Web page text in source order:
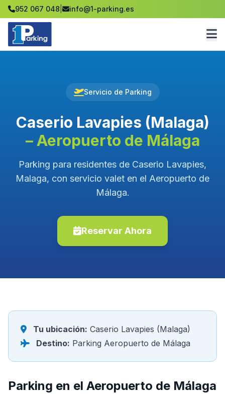
952 067 048 info@1-parking.es
Servicio de Parking
Caserio Lavapies (Malaga)
– Aeropuerto de Málaga
Parking para residentes de Caserio Lavapies,
Malaga, con servicio valet en el Aeropuerto de
Málaga.
Reservar Ahora
Tu ubicación: Caserio Lavapies (Malaga)
Destino: Parking Aeropuerto de Málaga
Parking en el Aeropuerto de Málaga